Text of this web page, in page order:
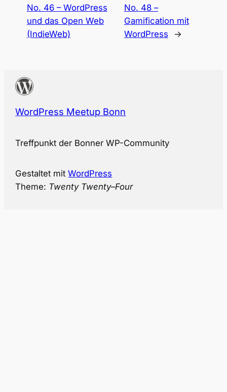
No. 46 – WordPress
und das Open Web
(IndieWeb)
No. 48 –
Gamification mit
WordPress
→
WordPress Meetup Bonn
Treffpunkt der Bonner WP-Community
Gestaltet mitWordPress
Theme: Twenty Twenty–Four